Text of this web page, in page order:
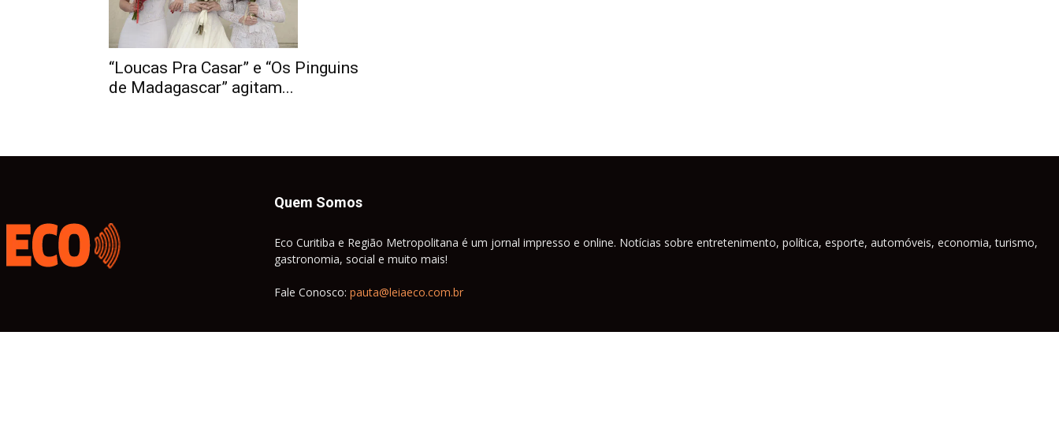
“Loucas Pra Casar” e “Os Pinguins
de Madagascar” agitam...
Quem Somos
Eco Curitiba e Região Metropolitana é um jornal impresso e online. Notícias sobre entretenimento, política, esporte, automóveis, economia, turismo,
gastronomia, social e muito mais!
Fale Conosco: pauta@leiaeco.com.br